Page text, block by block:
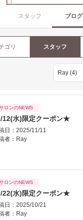
スタッフ ブログ
ゴリ スタッフ
ロンのNEWS
12(水)限定クーポン★
日：2025/11/11
者： Ray
ロンのNEWS
22(水)限定クーポン★
日：2025/10/21
者： Ray